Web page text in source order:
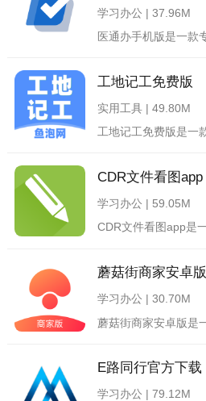
学习办公 | 37.96M
工地记工免费版
实用工具 | 49.80M
CDR文件看图app
学习办公 | 59.05M
蘑菇街商家安卓版
学习办公 | 30.70M
E路同行官方下载
学习办公 | 79.12M